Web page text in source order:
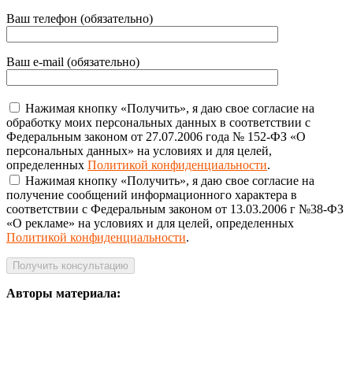
Ваш телефон (обязательно)
Ваш e-mail (обязательно)
Нажимая кнопку «Получить», я даю свое согласие на
обработку моих персональных данных в соответствии с
Федеральным законом от 27.07.2006 года № 152-ФЗ «О
персональных данных» на условиях и для целей,
определенных Политикой конфиденциальности.
Нажимая кнопку «Получить», я даю свое согласие на
получение сообщений информационного характера в
соответствии с Федеральным законом от 13.03.2006 г №38-ФЗ
«О рекламе» на условиях и для целей, определенных
Политикой конфиденциальности.
Авторы материала: